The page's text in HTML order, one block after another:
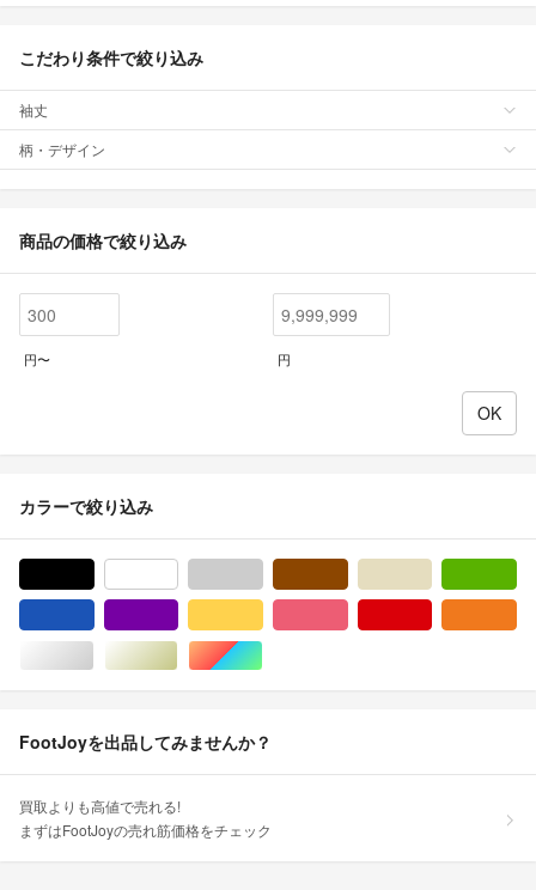
こだわり条件で絞り込み
袖丈
柄・デザイン
商品の価格で絞り込み
円〜 円
カラーで絞り込み
シルバー/銀色系ゴールド/金色系マルチカラー
FootJoyを出品してみませんか？
買取よりも高値で売れる!
まずはFootJoyの売れ筋価格をチェック